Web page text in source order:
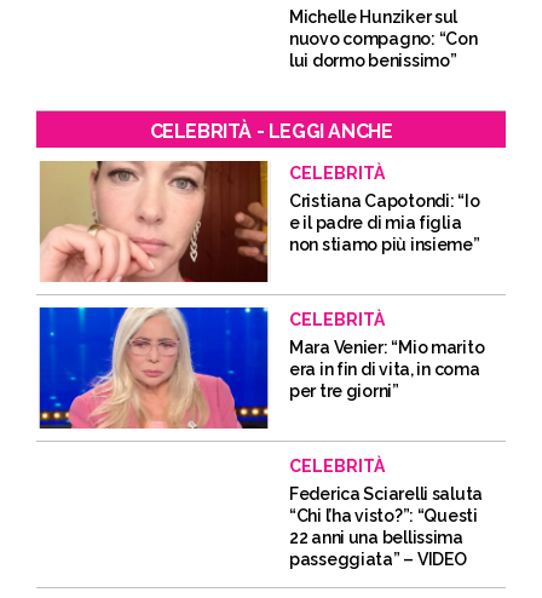
Michelle Hunziker sul
nuovo compagno: “Con
lui dormo benissimo”
CELEBRITÀ - LEGGI ANCHE
CELEBRITÀ
Cristiana Capotondi: “Io
e il padre di mia figlia
non stiamo più insieme”
CELEBRITÀ
Mara Venier: “Mio marito
era in fin di vita, in coma
per tre giorni”
CELEBRITÀ
Federica Sciarelli saluta
“Chi l’ha visto?”: “Questi
22 anni una bellissima
passeggiata” – VIDEO